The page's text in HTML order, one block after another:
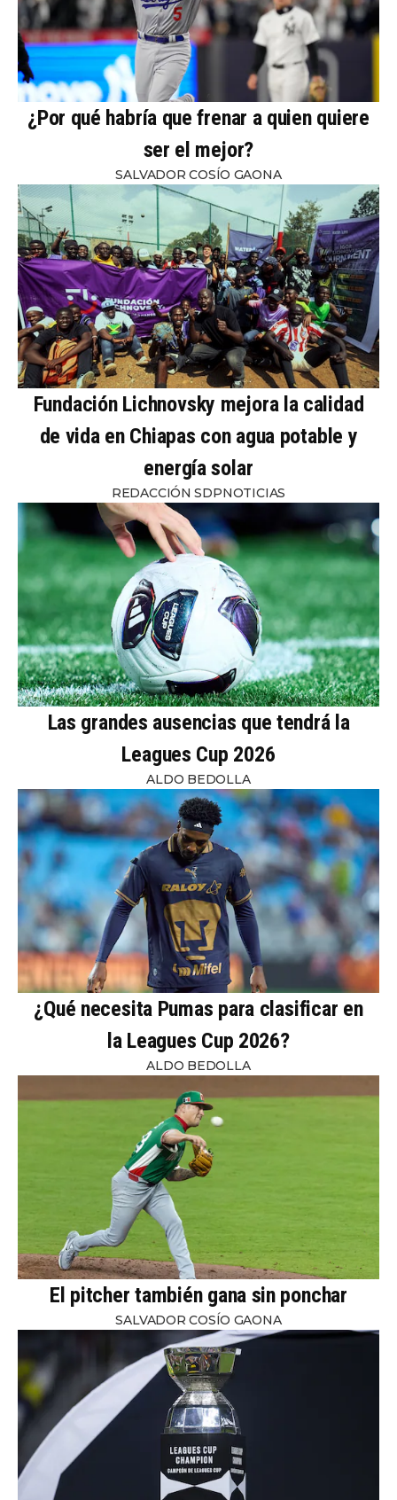
¿Por qué habría que frenar a quien quiere
ser el mejor?
SALVADOR COSÍO GAONA
Fundación Lichnovsky mejora la calidad
de vida en Chiapas con agua potable y
energía solar
REDACCIÓN SDPNOTICIAS
Las grandes ausencias que tendrá la
Leagues Cup 2026
ALDO BEDOLLA
¿Qué necesita Pumas para clasificar en
la Leagues Cup 2026?
ALDO BEDOLLA
El pitcher también gana sin ponchar
SALVADOR COSÍO GAONA